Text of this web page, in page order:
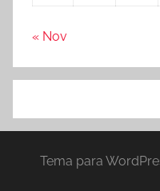
« Nov
Tema para